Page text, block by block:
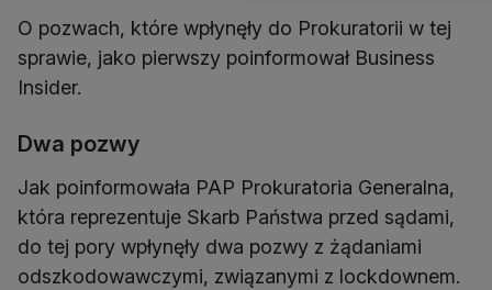
O pozwach, które wpłynęły do Prokuratorii w tej
sprawie, jako pierwszy poinformował Business
Insider.
Dwa pozwy
Jak poinformowała PAP Prokuratoria Generalna,
która reprezentuje Skarb Państwa przed sądami,
do tej pory wpłynęły dwa pozwy z żądaniami
odszkodowawczymi, związanymi z lockdownem.